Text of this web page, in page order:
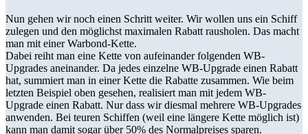
Nun gehen wir noch einen Schritt weiter. Wir wollen uns ein Schiff
zulegen und den möglichst maximalen Rabatt rausholen. Das macht
man mit einer Warbond-Kette.
Dabei reiht man eine Kette von aufeinander folgenden WB-
Upgrades aneinander. Da jedes einzelne WB-Upgrade einen Rabatt
hat, summiert man in einer Kette die Rabatte zusammen. Wie beim
letzten Beispiel oben gesehen, realisiert man mit jedem WB-
Upgrade einen Rabatt. Nur dass wir diesmal mehrere WB-Upgrades
anwenden. Bei teuren Schiffen (weil eine längere Kette möglich ist)
kann man damit sogar über 50% des Normalpreises sparen.